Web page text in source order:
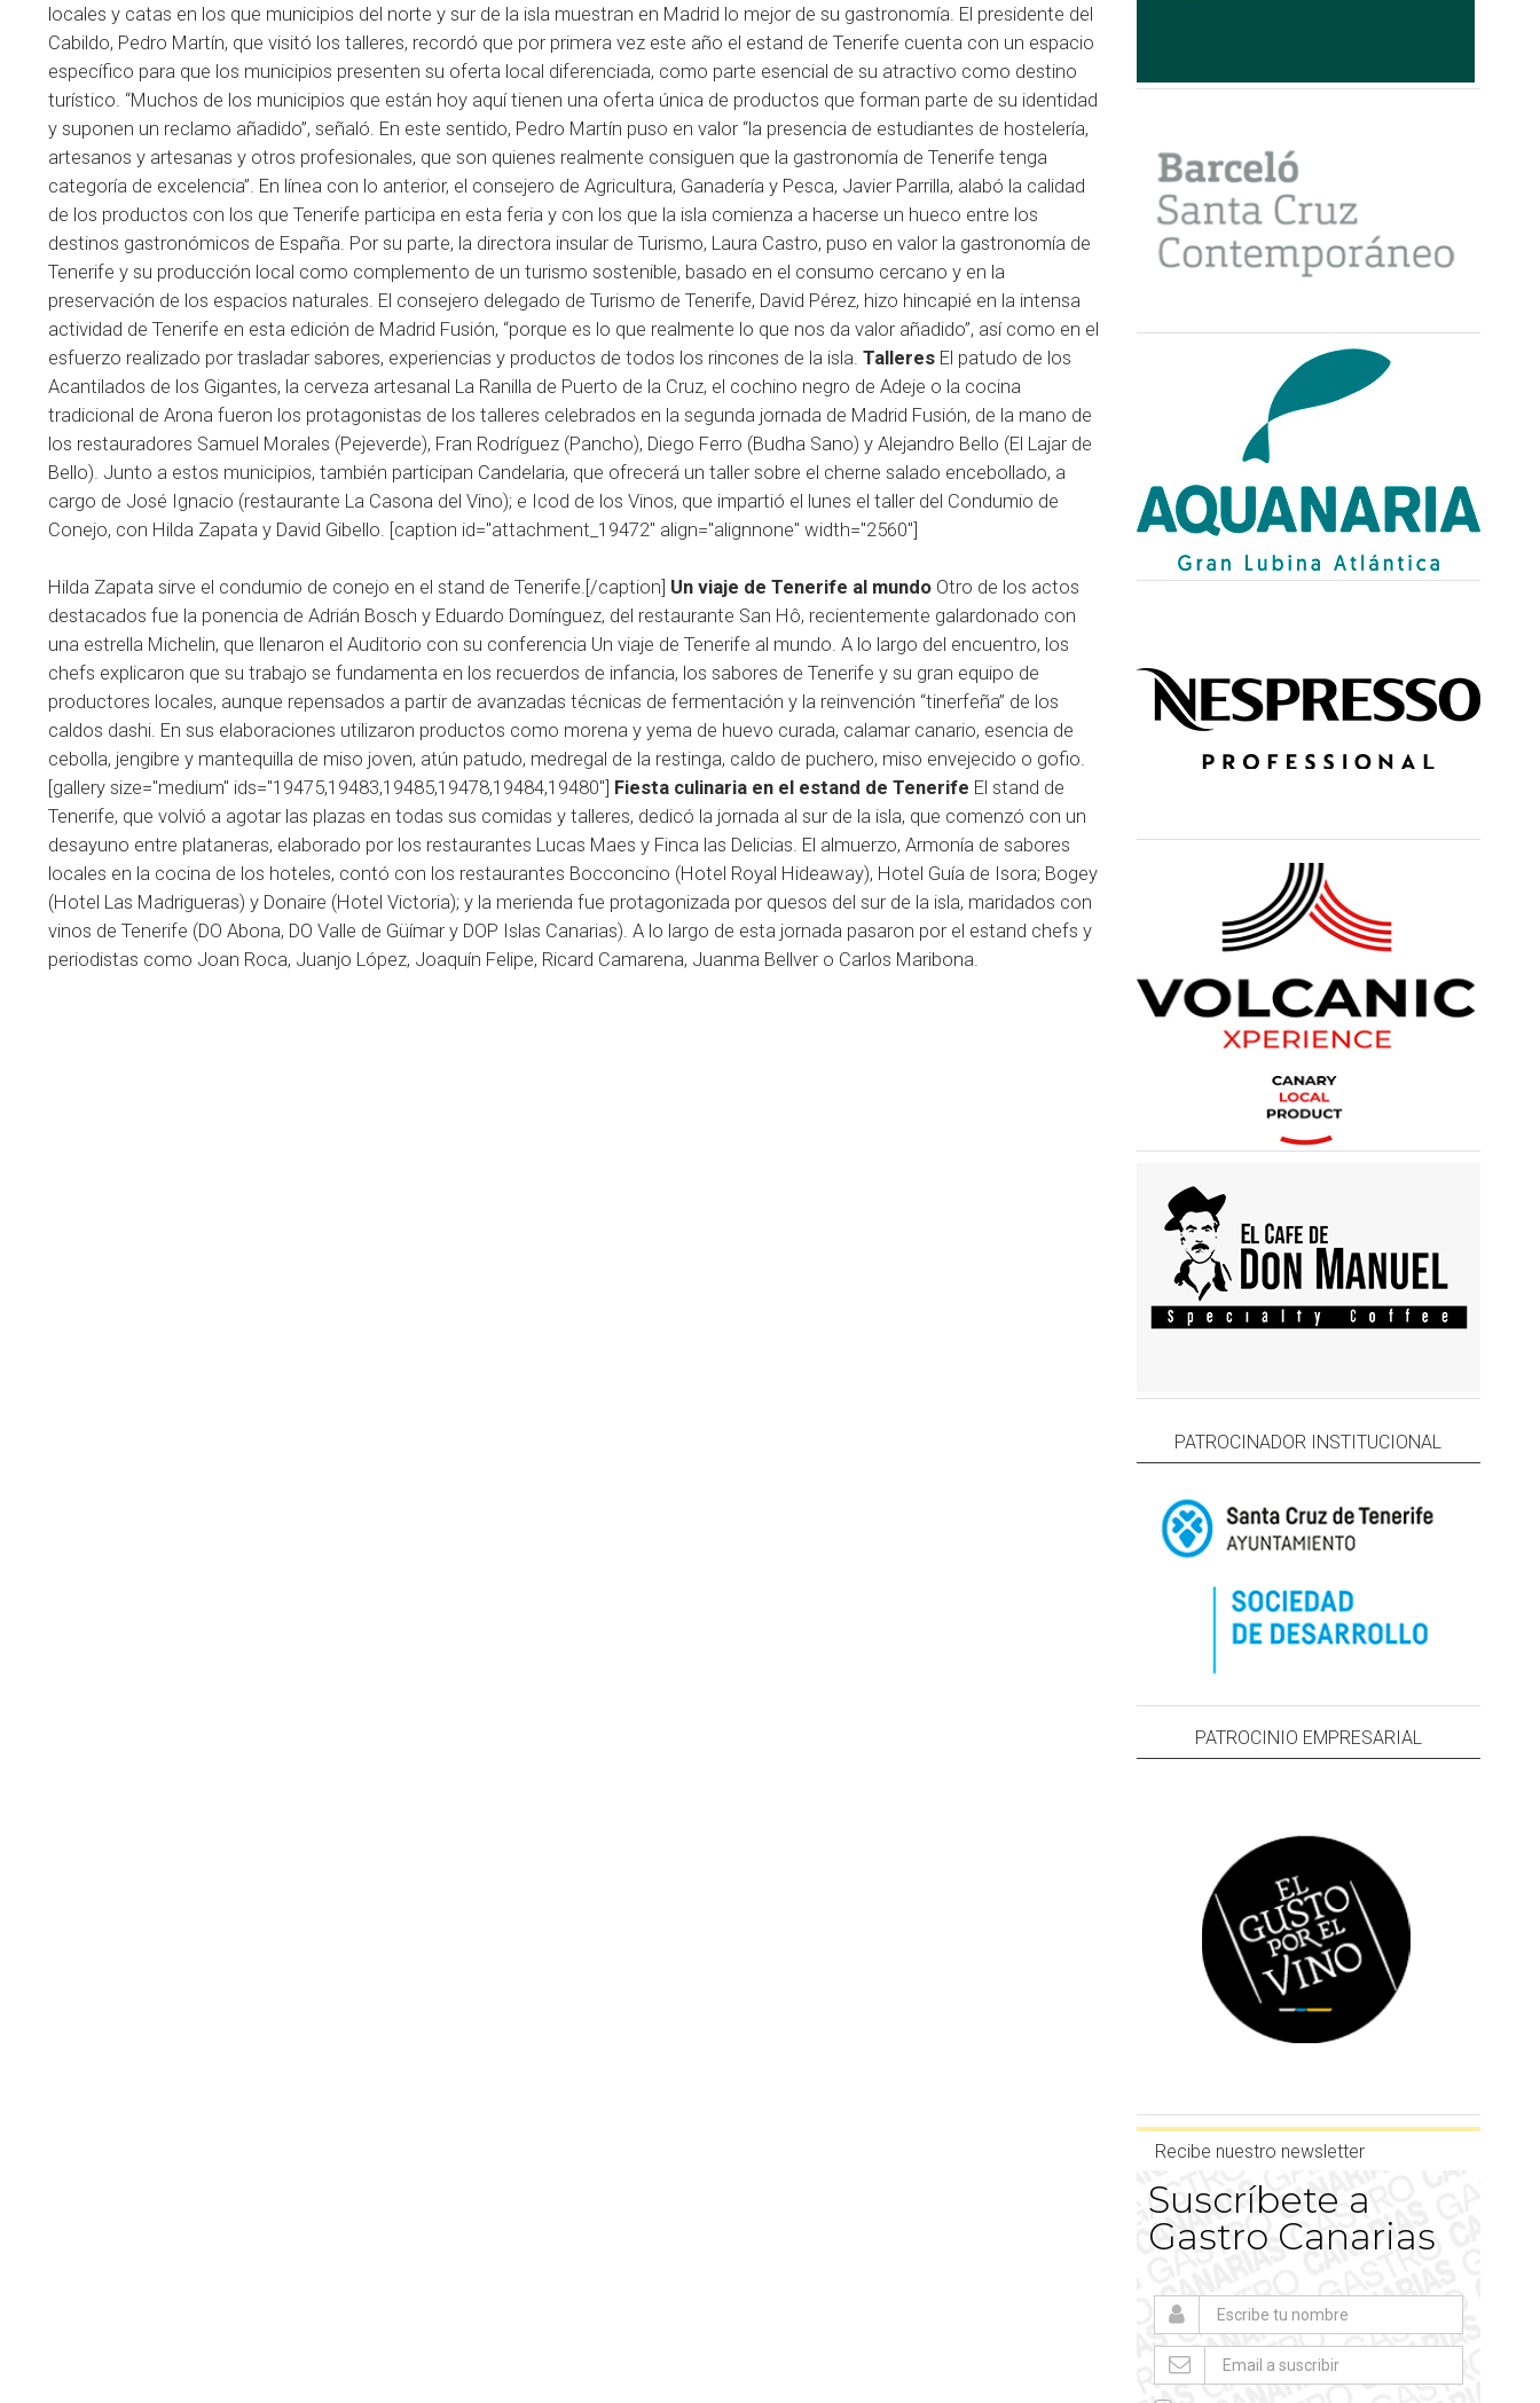
locales y catas en los que municipios del norte y sur de la isla muestran en Madrid lo mejor de su gastronomía. El presidente del
Cabildo, Pedro Martín, que visitó los talleres, recordó que por primera vez este año el estand de Tenerife cuenta con un espacio
específico para que los municipios presenten su oferta local diferenciada, como parte esencial de su atractivo como destino
turístico. “Muchos de los municipios que están hoy aquí tienen una oferta única de productos que forman parte de su identidad
y suponen un reclamo añadido”, señaló. En este sentido, Pedro Martín puso en valor “la presencia de estudiantes de hostelería,
artesanos y artesanas y otros profesionales, que son quienes realmente consiguen que la gastronomía de Tenerife tenga
categoría de excelencia”. En línea con lo anterior, el consejero de Agricultura, Ganadería y Pesca, Javier Parrilla, alabó la calidad
de los productos con los que Tenerife participa en esta feria y con los que la isla comienza a hacerse un hueco entre los
destinos gastronómicos de España. Por su parte, la directora insular de Turismo, Laura Castro, puso en valor la gastronomía de
Tenerife y su producción local como complemento de un turismo sostenible, basado en el consumo cercano y en la
preservación de los espacios naturales. El consejero delegado de Turismo de Tenerife, David Pérez, hizo hincapié en la intensa
actividad de Tenerife en esta edición de Madrid Fusión, “porque es lo que realmente lo que nos da valor añadido”, así como en el
esfuerzo realizado por trasladar sabores, experiencias y productos de todos los rincones de la isla. Talleres El patudo de los
Acantilados de los Gigantes, la cerveza artesanal La Ranilla de Puerto de la Cruz, el cochino negro de Adeje o la cocina
tradicional de Arona fueron los protagonistas de los talleres celebrados en la segunda jornada de Madrid Fusión, de la mano de
los restauradores Samuel Morales (Pejeverde), Fran Rodríguez (Pancho), Diego Ferro (Budha Sano) y Alejandro Bello (El Lajar de
Bello). Junto a estos municipios, también participan Candelaria, que ofrecerá un taller sobre el cherne salado encebollado, a
cargo de José Ignacio (restaurante La Casona del Vino); e Icod de los Vinos, que impartió el lunes el taller del Condumio de
Conejo, con Hilda Zapata y David Gibello. [caption id="attachment_19472" align="alignnone" width="2560"]
Hilda Zapata sirve el condumio de conejo en el stand de Tenerife.[/caption] Un viaje de Tenerife al mundo Otro de los actos
destacados fue la ponencia de Adrián Bosch y Eduardo Domínguez, del restaurante San Hô, recientemente galardonado con
una estrella Michelin, que llenaron el Auditorio con su conferencia Un viaje de Tenerife al mundo. A lo largo del encuentro, los
chefs explicaron que su trabajo se fundamenta en los recuerdos de infancia, los sabores de Tenerife y su gran equipo de
productores locales, aunque repensados a partir de avanzadas técnicas de fermentación y la reinvención “tinerfeña” de los
caldos dashi. En sus elaboraciones utilizaron productos como morena y yema de huevo curada, calamar canario, esencia de
cebolla, jengibre y mantequilla de miso joven, atún patudo, medregal de la restinga, caldo de puchero, miso envejecido o gofio.
[gallery size="medium" ids="19475,19483,19485,19478,19484,19480"]
Fiesta culinaria en el estand de Tenerife El stand de
Tenerife, que volvió a agotar las plazas en todas sus comidas y talleres, dedicó la jornada al sur de la isla, que comenzó con un
desayuno entre plataneras, elaborado por los restaurantes Lucas Maes y Finca las Delicias. El almuerzo, Armonía de sabores
locales en la cocina de los hoteles, contó con los restaurantes Bocconcino (Hotel Royal Hideaway), Hotel Guía de Isora; Bogey
(Hotel Las Madrigueras) y Donaire (Hotel Victoria); y la merienda fue protagonizada por quesos del sur de la isla, maridados con
vinos de Tenerife (DO Abona, DO Valle de Güímar y DOP Islas Canarias). A lo largo de esta jornada pasaron por el estand chefs y
periodistas como Joan Roca, Juanjo López, Joaquín Felipe, Ricard Camarena, Juanma Bellver o Carlos Maribona.
PATROCINADOR INSTITUCIONAL
PATROCINIO EMPRESARIAL
Recibe nuestro newsletter
Suscríbete a
Gastro Canarias